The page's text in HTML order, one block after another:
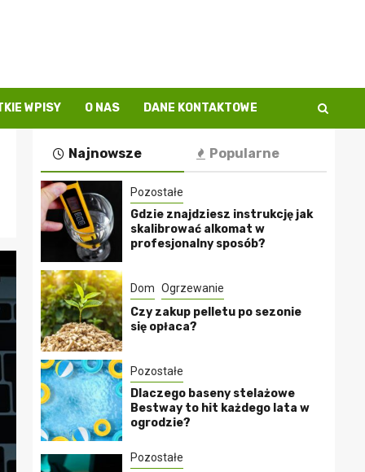
WPISY O NAS DANE KONTAKTOWE
Najnowsze Popularne
Pozostałe
Gdzie znajdziesz instrukcję jak
skalibrować alkomat w
profesjonalny sposób?
Dom Ogrzewanie
Czy zakup pelletu po sezonie
się opłaca?
Pozostałe
Dlaczego baseny stelażowe
Bestway to hit każdego lata w
ogrodzie?
Pozostałe